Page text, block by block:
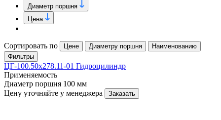
Диаметр поршня
Цена
Сортировать по Цене Диаметру поршня
Наименованию
Фильтры
ЦГ-100.50х278.11-01 Гидроцилиндр
Применяемость
Диаметр поршня 100 мм
Цену уточняйте у менеджера
Заказать